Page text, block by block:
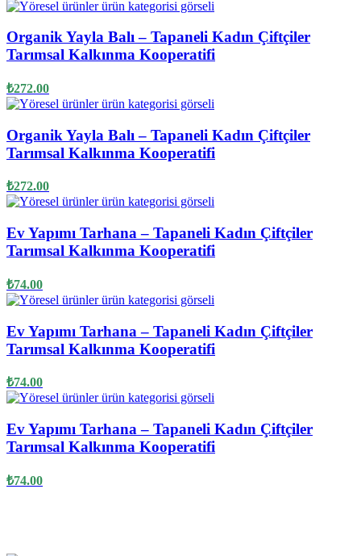
Organik Yayla Balı – Tapaneli Kadın Çiftçiler
Tarımsal Kalkınma Kooperatifi
₺272.00
Organik Yayla Balı – Tapaneli Kadın Çiftçiler
Tarımsal Kalkınma Kooperatifi
₺272.00
Ev Yapımı Tarhana – Tapaneli Kadın Çiftçiler
Tarımsal Kalkınma Kooperatifi
₺74.00
Ev Yapımı Tarhana – Tapaneli Kadın Çiftçiler
Tarımsal Kalkınma Kooperatifi
₺74.00
Ev Yapımı Tarhana – Tapaneli Kadın Çiftçiler
Tarımsal Kalkınma Kooperatifi
₺74.00